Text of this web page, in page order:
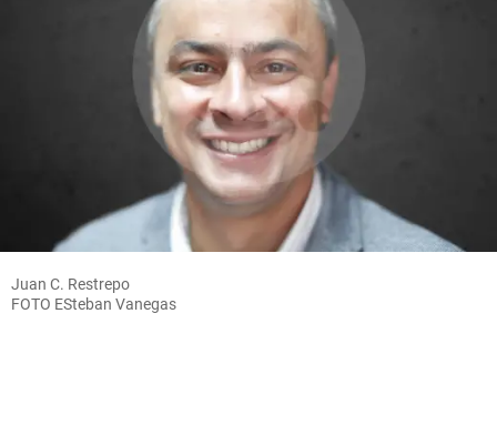
Juan C. Restrepo
FOTO ESteban Vanegas